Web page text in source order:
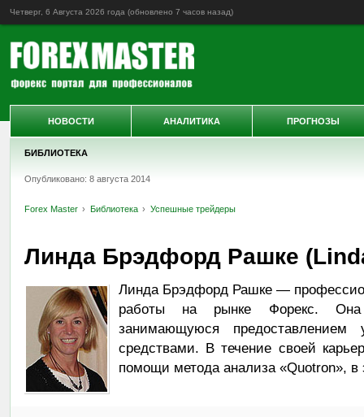
Четверг, 6 Августа 2026 года (обновлено 7 часов назад)
БИБЛИОТЕКА
Опубликовано: 8 августа 2014
Forex Master Библиотека Успешные трейдеры
Линда Брэдфорд Рашке
Линда Брэдфорд Рашке —
работы на рынке Форекс. Она
занимающуюся
средствами. В течение своей
помощи метода анализа «Quotron», в
НОВОСТИ АНАЛИТИКА ПРОГНОЗЫ